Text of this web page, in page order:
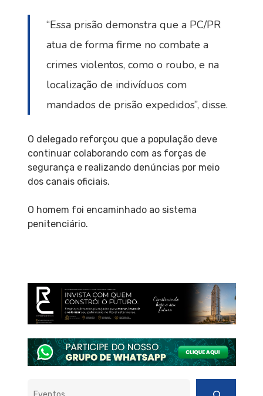
“Essa prisão demonstra que a PC/PR
atua de forma firme no combate a
crimes violentos, como o roubo, e na
localização de indivíduos com
mandados de prisão expedidos”, disse.
O delegado reforçou que a população deve
continuar colaborando com as forças de
segurança e realizando denúncias por meio
dos canais oficiais.
O homem foi encaminhado ao sistema
penitenciário.